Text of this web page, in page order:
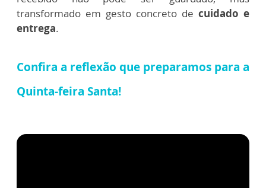
transformado em gesto concreto de cuidado e
entrega.
Confira a reflexão que preparamos para a
Quinta-feira Santa!